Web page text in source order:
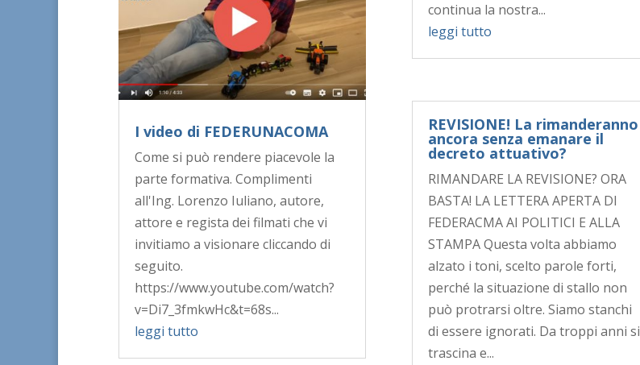
I video di FEDERUNACOMA
Come si può rendere piacevole la
parte formativa. Complimenti
all'Ing. Lorenzo Iuliano, autore,
attore e regista dei filmati che vi
invitiamo a visionare cliccando di
seguito.
https://www.youtube.com/watch?
v=Di7_3fmkwHc&t=68s...
leggi tutto
continua la nostra...
leggi tutto
REVISIONE! La rimanderanno
ancora senza emanare il
decreto attuativo?
RIMANDARE LA REVISIONE? ORA
BASTA! LA LETTERA APERTA DI
FEDERACMA AI POLITICI E ALLA
STAMPA Questa volta abbiamo
alzato i toni, scelto parole forti,
perché la situazione di stallo non
può protrarsi oltre. Siamo stanchi
di essere ignorati. Da troppi anni si
trascina e...